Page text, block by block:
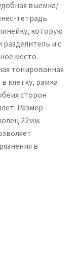
выемка/
тетрадь
которую
и с
место.
тонированная
клетку, рамка
сторон
Размер
22мм.
в